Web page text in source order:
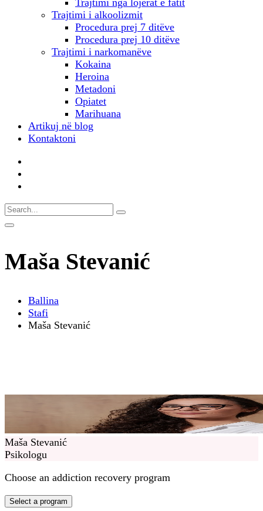
Trajtimi nga lojërat e fatit
Trajtimi i alkoolizmit
Procedura prej 7 ditëve
Procedura prej 10 ditëve
Trajtimi i narkomanëve
Kokaina
Heroina
Metadoni
Opiatet
Marihuana
Artikuj në blog
Kontaktoni
Maša Stevanić
Ballina
Stafi
Maša Stevanić
Maša Stevanić
Psikologu
Choose an addiction recovery program
Select a program